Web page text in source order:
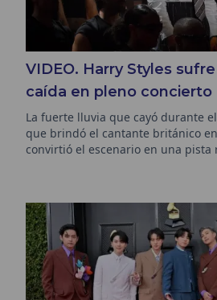
VIDEO. Harry Styles
caída en pleno concierto
La fuerte lluvia que cayó durante
que brindó el cantante británico
convirtió el escenario en una pista